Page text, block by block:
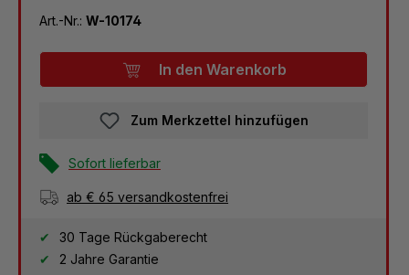
Art.-Nr.: W-10174
In den Warenkorb
Zum Merkzettel hinzufügen
Sofort lieferbar
ab € 65 versandkostenfrei
30 Tage Rückgaberecht
2 Jahre Garantie